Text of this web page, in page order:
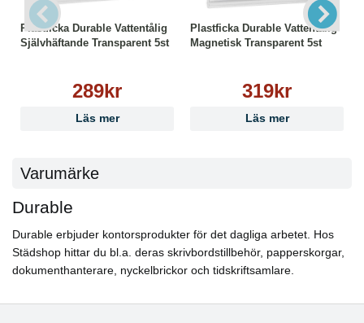
Plastficka Durable Vattentålig
Självhäftande Transparent 5st
289kr
Läs mer
Plastficka Durable Vattentålig
Magnetisk Transparent 5st
319kr
Läs mer
Varumärke
Durable
Durable erbjuder kontorsprodukter för det dagliga arbetet. Hos
Städshop hittar du bl.a. deras skrivbordstillbehör, papperskorgar,
dokumenthanterare, nyckelbrickor och tidskriftsamlare.